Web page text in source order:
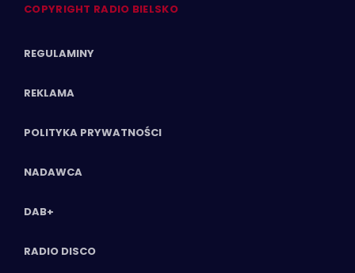
COPYRIGHT RADIO BIELSKO
REGULAMINY
REKLAMA
POLITYKA PRYWATNOŚCI
NADAWCA
DAB+
RADIO DISCO